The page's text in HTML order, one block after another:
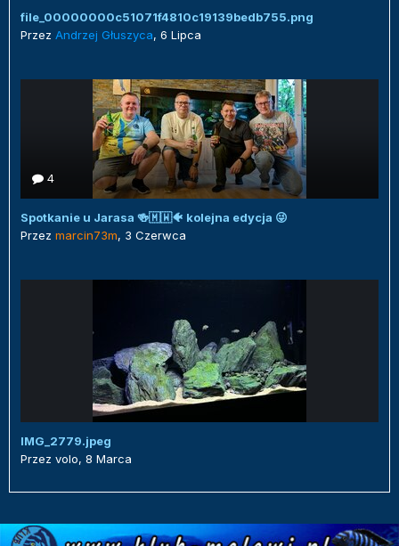
file_00000000c51071f4810c19139bedb755.png
Przez Andrzej Głuszyca, 6 Lipca
4
Spotkanie u Jarasa 🍻🇲🇼🐠 kolejna edycja 😜
Przez marcin73m, 3 Czerwca
IMG_2779.jpeg
Przez volo, 8 Marca